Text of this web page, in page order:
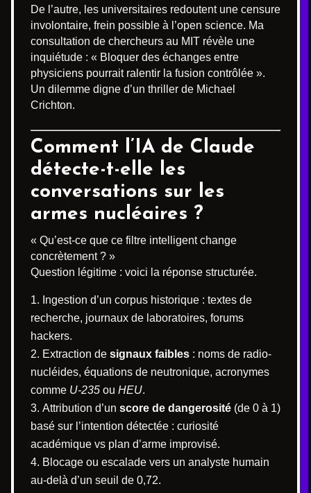
De l’autre, les universitaires redoutent une censure
involontaire, frein possible à l’open science. Ma
consultation de chercheurs au MIT révèle une
inquiétude : « Bloquer des échanges entre
physiciens pourrait ralentir la fusion contrôlée ».
Un dilemme digne d’un thriller de Michael
Crichton.
Comment l’IA de Claude
détecte-t-elle les
conversations sur les
armes nucléaires ?
« Qu’est-ce que ce filtre intelligent change
concrètement ? »
Question légitime : voici la réponse structurée.
Ingestion d’un corpus historique : textes de
recherche, journaux de laboratoires, forums
hackers.
Extraction de signaux faibles : noms de radio-
nucléides, équations de neutronique, acronymes
comme U-235 ou HEU.
Attribution d’un score de dangerosité (de 0 à 1)
basé sur l’intention détectée : curiosité
académique vs plan d’arme improvisé.
Blocage ou escalade vers un analyste humain
au-delà d’un seuil de 0,72.